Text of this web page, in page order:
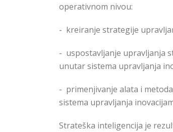
operativnom nivou:
- kreiranje strategije
- uspostavljanje upravljanja
unutar sistema upravljanja
- primenjivanje alata i
sistema upravljanja
Strateška inteligencija je